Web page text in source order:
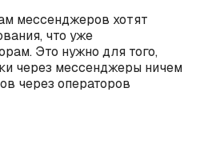
мессенджеров хотят
что уже
Это нужно для того,
через мессенджеры ничем
через операторов